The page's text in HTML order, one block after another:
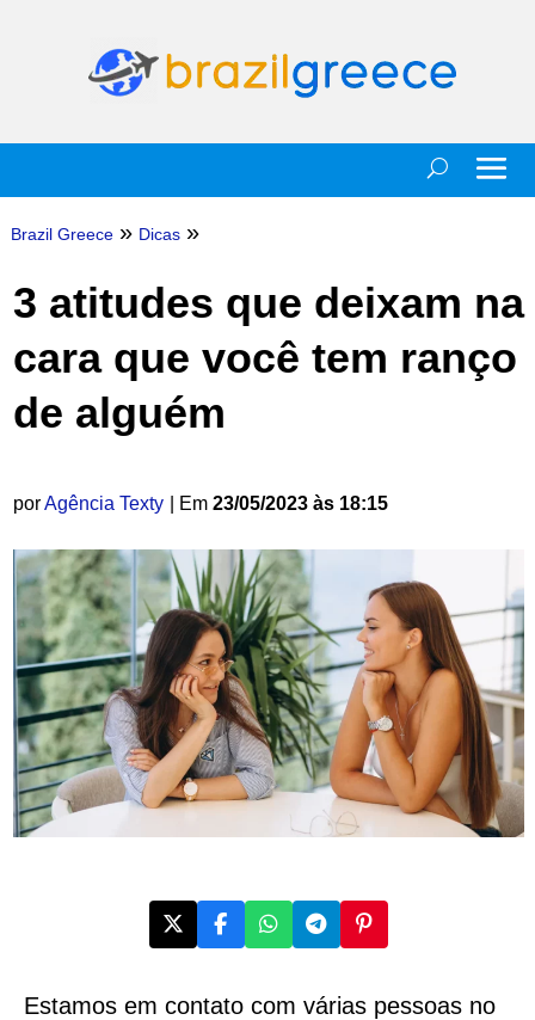
Brazil Greece » Dicas »
3 atitudes que deixam na
cara que você tem ranço
de alguém
porAgência Texty | Em 23/05/2023 às 18:15
Estamos em contato com várias pessoas no